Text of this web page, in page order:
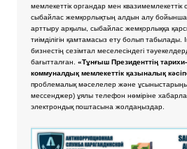
мемлекеттік органдар мен
сыбайлас жемқорлықтың алдын алу
арттыру арқылы, сыбайлас жемқорлыққа
тиімділігін қамтамасыз ету болып табылады.
бизнестің сезімтал меселесіндегі
бағытталған. «Тұнғыш Президенттің
коммуналдық мемлекеттік қазыналық
проблемалық мәселелер және
мессенджер) ұялы телефон нөміріне
электрондық поштасына жолдаңыздар.